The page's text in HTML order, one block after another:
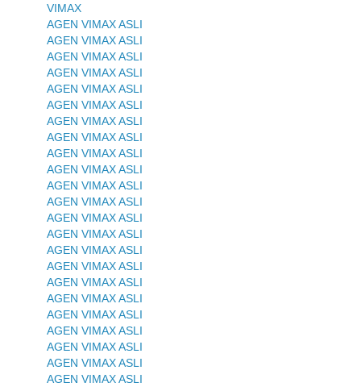
VIMAX
AGEN VIMAX ASLI
AGEN VIMAX ASLI
AGEN VIMAX ASLI
AGEN VIMAX ASLI
AGEN VIMAX ASLI
AGEN VIMAX ASLI
AGEN VIMAX ASLI
AGEN VIMAX ASLI
AGEN VIMAX ASLI
AGEN VIMAX ASLI
AGEN VIMAX ASLI
AGEN VIMAX ASLI
AGEN VIMAX ASLI
AGEN VIMAX ASLI
AGEN VIMAX ASLI
AGEN VIMAX ASLI
AGEN VIMAX ASLI
AGEN VIMAX ASLI
AGEN VIMAX ASLI
AGEN VIMAX ASLI
AGEN VIMAX ASLI
AGEN VIMAX ASLI
AGEN VIMAX ASLI